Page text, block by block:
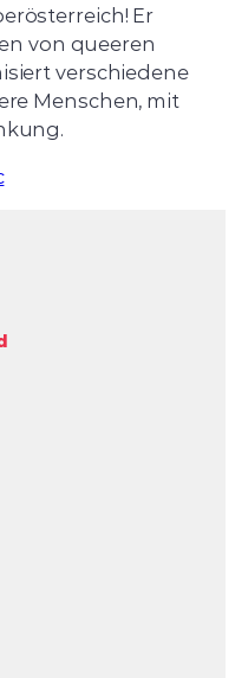
Er
von queeren
verschiedene
Menschen, mit